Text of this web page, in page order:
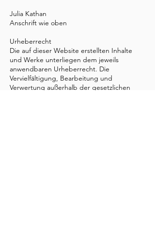
Julia Kathan
Anschrift wie oben
Urheberrecht
Die auf dieser Website erstellten Inhalte
und Werke unterliegen dem jeweils
anwendbaren Urheberrecht. Die
Vervielfältigung, Bearbeitung und
Verwertung außerhalb der gesetzlichen